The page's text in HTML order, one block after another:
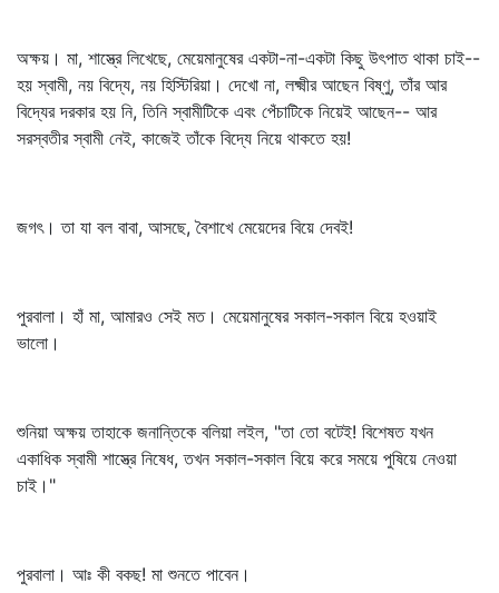
অক্ষয়। মা, শাস্ত্রে লিখেছে, মেয়েমানুষের একটা-না-একটা কিছু উৎপাত থাকা চাই--
হয় স্বামী, নয় বিদ্যে, নয় হিস্টিরিয়া। দেখো না, লক্ষ্মীর আছেন বিষ্ণু, তাঁর আর
বিদ্যের দরকার হয় নি, তিনি স্বামীটিকে এবং পেঁচাটিকে নিয়েই আছেন-- আর
সরস্বতীর স্বামী নেই, কাজেই তাঁকে বিদ্যে নিয়ে থাকতে হয়!
জগৎ। তা যা বল বাবা, আসছে, বৈশাখে মেয়েদের বিয়ে দেবই!
পুরবালা। হাঁ মা, আমারও সেই মত। মেয়েমানুষের সকাল-সকাল বিয়ে হওয়াই
ভালো।
শুনিয়া অক্ষয় তাহাকে জনান্তিকে বলিয়া লইল, "তা তো বটেই! বিশেষত যখন
একাধিক স্বামী শাস্ত্রে নিষেধ, তখন সকাল-সকাল বিয়ে করে সময়ে পুষিয়ে নেওয়া
চাই।"
পুরবালা। আঃ কী বকছ! মা শুনতে পাবেন।